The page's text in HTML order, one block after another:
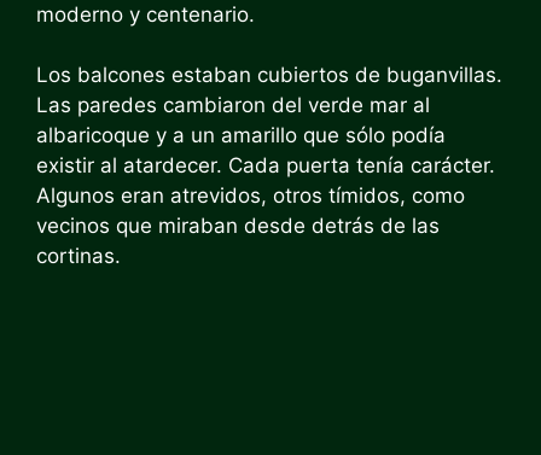
moderno y centenario.
Los balcones estaban cubiertos de buganvillas.
Las paredes cambiaron del verde mar al
albaricoque y a un amarillo que sólo podía
existir al atardecer. Cada puerta tenía carácter.
Algunos eran atrevidos, otros tímidos, como
vecinos que miraban desde detrás de las
cortinas.